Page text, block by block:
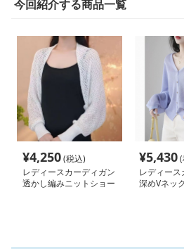
今回紹介する商品一覧
¥4,250(税込)
レディースカーディガン
透かし編みニットショー
¥5,430
レディース
深めVネッ